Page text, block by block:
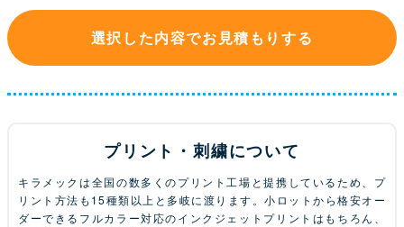
選択した内容でお見積もりする
プリント・刺繍について
キラメックは全国の数多くのプリント工場と提携しているため、プ
リント方法も15種類以上と多岐に渡ります。小ロットから格安オー
ダーできるフルカラー対応のインクジェットプリントはもちろん、